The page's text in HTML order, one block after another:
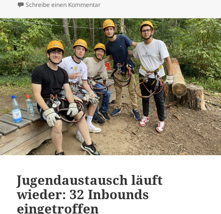
Schreibe einen Kommentarzu Lesen verbindet – Lesen mit Spaß und
Jugendaustausch läuft
wieder: 32 Inbounds
eingetroffen